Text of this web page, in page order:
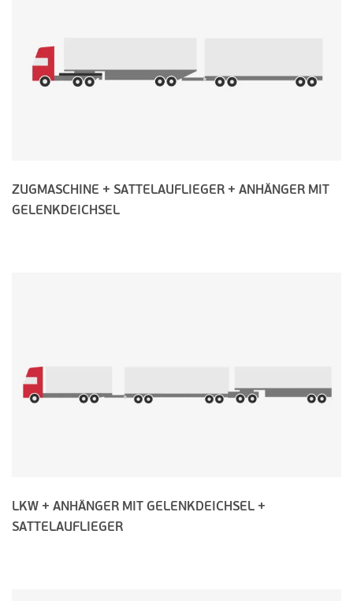
ZUGMASCHINE + SATTELAUFLIEGER + ANHÄNGER MIT
GELENKDEICHSEL
LKW + ANHÄNGER MIT GELENKDEICHSEL +
SATTELAUFLIEGER